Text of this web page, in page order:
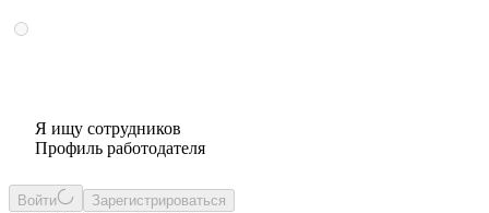
Я ищу сотрудников
Профиль работодателя
Войти Зарегистрироваться